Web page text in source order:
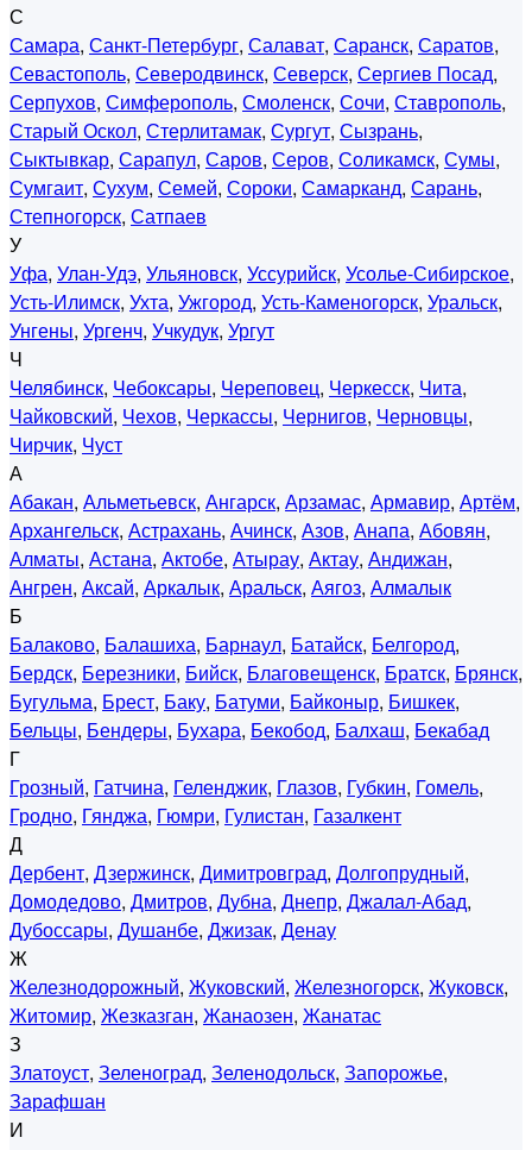
С
Самара, Санкт-Петербург, Салават, Саранск, Саратов,
Севастополь, Северодвинск, Северск, Сергиев Посад,
Серпухов, Симферополь, Смоленск, Сочи, Ставрополь,
Старый Оскол, Стерлитамак, Сургут, Сызрань,
Сыктывкар, Сарапул, Саров, Серов, Соликамск, Сумы,
Сумгаит, Сухум, Семей, Сороки, Самарканд, Сарань,
Степногорск, Сатпаев
У
Уфа, Улан-Удэ, Ульяновск, Уссурийск, Усолье-Сибирское,
Усть-Илимск, Ухта, Ужгород, Усть-Каменогорск, Уральск,
Унгены, Ургенч, Учкудук, Ургут
Ч
Челябинск, Чебоксары, Череповец, Черкесск, Чита,
Чайковский, Чехов, Черкассы, Чернигов, Черновцы,
Чирчик, Чуст
А
Абакан, Альметьевск, Ангарск, Арзамас, Армавир, Артём,
Архангельск, Астрахань, Ачинск, Азов, Анапа, Абовян,
Алматы, Астана, Актобе, Атырау, Актау, Андижан,
Ангрен, Аксай, Аркалык, Аральск, Аягоз, Алмалык
Б
Балаково, Балашиха, Барнаул, Батайск, Белгород,
Бердск, Березники, Бийск, Благовещенск, Братск, Брянск,
Бугульма, Брест, Баку, Батуми, Байконыр, Бишкек,
Бельцы, Бендеры, Бухара, Бекобод, Балхаш, Бекабад
Г
Грозный, Гатчина, Геленджик, Глазов, Губкин, Гомель,
Гродно, Гянджа, Гюмри, Гулистан, Газалкент
Д
Дербент, Дзержинск, Димитровград, Долгопрудный,
Домодедово, Дмитров, Дубна, Днепр, Джалал-Абад,
Дубоссары, Душанбе, Джизак, Денау
Ж
Железнодорожный, Жуковский, Железногорск, Жуковск,
Житомир, Жезказган, Жанаозен, Жанатас
З
Златоуст, Зеленоград, Зеленодольск, Запорожье,
Зарафшан
И